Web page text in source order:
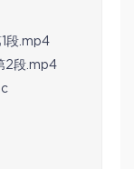
段.mp4
2段.mp4